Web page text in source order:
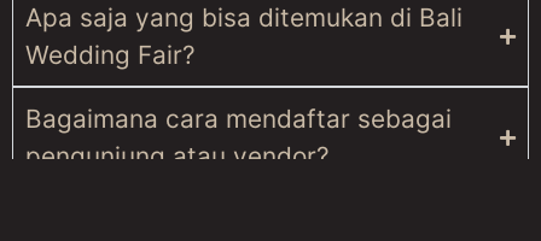
Apa saja yang bisa ditemukan di Bali
Wedding Fair?
Bagaimana cara mendaftar sebagai
pengunjung atau vendor?